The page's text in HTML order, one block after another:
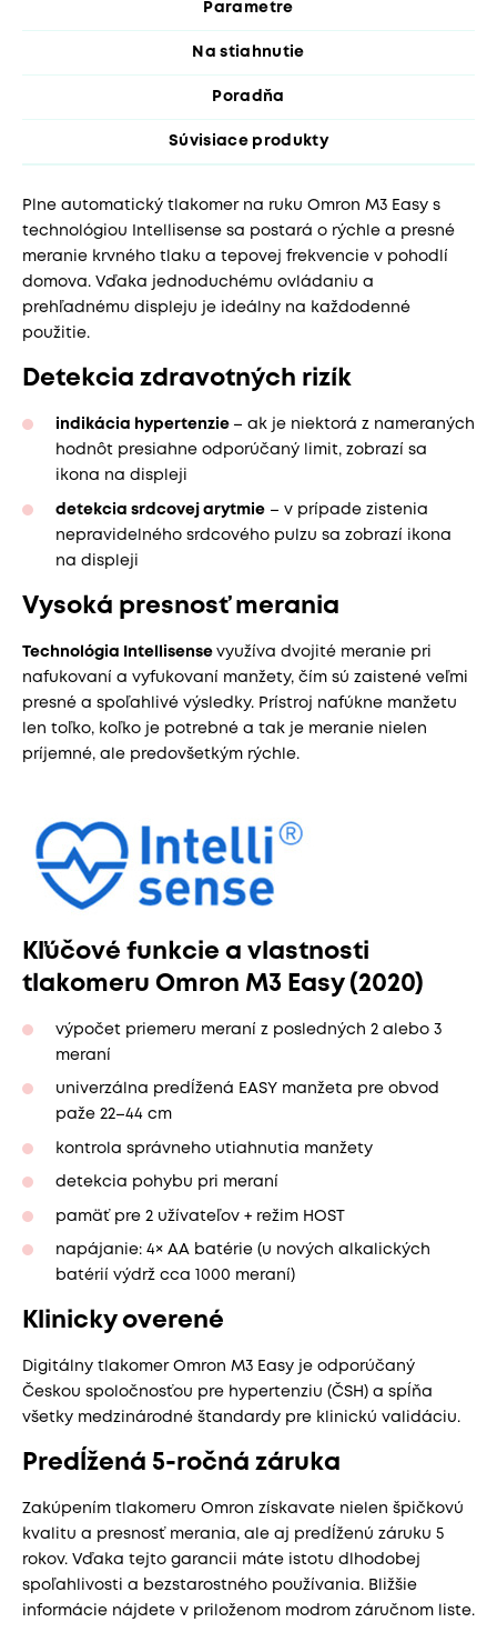
Parametre
Na stiahnutie
Poradňa
Súvisiace produkty
Plne automatický tlakomer na ruku Omron M3 Easy s
technológiou Intellisense sa postará o rýchle a presné
meranie krvného tlaku a tepovej frekvencie v pohodlí
domova. Vďaka jednoduchému ovládaniu a
prehľadnému displeju je ideálny na každodenné
použitie.
Detekcia zdravotných rizík
indikácia hypertenzie – ak je niektorá z nameraných
hodnôt presiahne odporúčaný limit, zobrazí sa
ikona na displeji
detekcia srdcovej arytmie – v prípade zistenia
nepravidelného srdcového pulzu sa zobrazí ikona
na displeji
Vysoká presnosť merania
Technológia Intellisense využíva dvojité meranie pri
nafukovaní a vyfukovaní manžety, čím sú zaistené veľmi
presné a spoľahlivé výsledky. Prístroj nafúkne manžetu
len toľko, koľko je potrebné a tak je meranie nielen
príjemné, ale predovšetkým rýchle.
Kľúčové funkcie a vlastnosti
tlakomeru Omron M3 Easy (2020)
výpočet priemeru meraní z posledných 2 alebo 3
meraní
univerzálna predĺžená EASY manžeta pre obvod
paže 22–44 cm
kontrola správneho utiahnutia manžety
detekcia pohybu pri meraní
pamäť pre 2 užívateľov + režim HOST
napájanie: 4× AA batérie (u nových alkalických
batérií výdrž cca 1000 meraní)
Klinicky overené
Digitálny tlakomer Omron M3 Easy je odporúčaný
Českou spoločnosťou pre hypertenziu (ČSH) a spĺňa
všetky medzinárodné štandardy pre klinickú validáciu.
Predĺžená 5-ročná záruka
Zakúpením tlakomeru Omron získavate nielen špičkovú
kvalitu a presnosť merania, ale aj predĺženú záruku 5
rokov. Vďaka tejto garancii máte istotu dlhodobej
spoľahlivosti a bezstarostného používania. Bližšie
informácie nájdete v priloženom modrom záručnom liste.